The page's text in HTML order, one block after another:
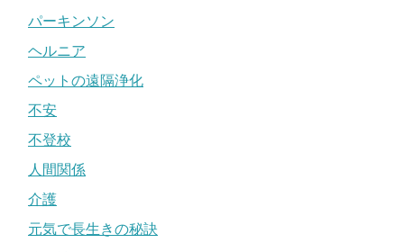
パーキンソン
ヘルニア
ペットの遠隔浄化
不安
不登校
人間関係
介護
元気で長生きの秘訣